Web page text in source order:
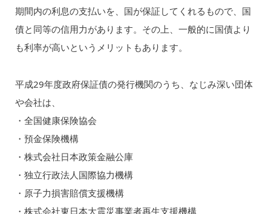
期間内の利息の支払いを、国が保証してくれるもので、国
債と同等の信用力があります。その上、一般的に国債より
も利率が高いというメリットもあります。
平成29年度政府保証債の発行機関のうち、なじみ深い団体
や会社は、
・全国健康保険協会
・預金保険機構
・株式会社日本政策金融公庫
・独立行政法人国際協力機構
・原子力損害賠償支援機構
・株式会社東日本大震災事業者再生支援機構